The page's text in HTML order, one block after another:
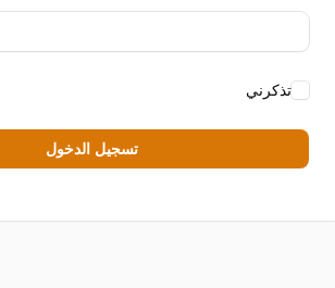
تذكرني
تسجيل الدخول